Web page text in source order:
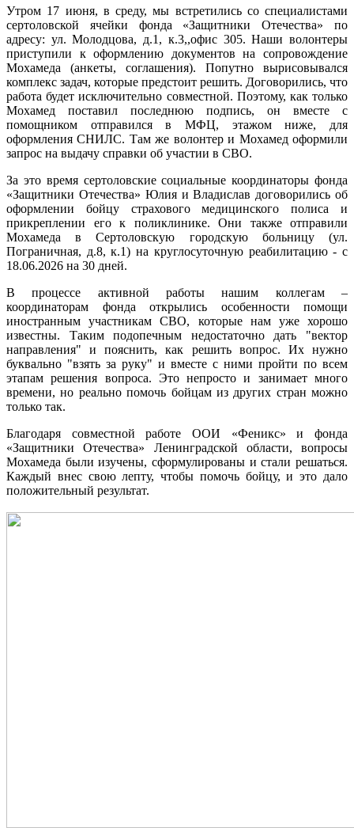
Утром 17 июня, в среду, мы встретились со специалистами
сертоловской ячейки фонда «Защитники Отечества» по
адресу: ул. Молодцова, д.1, к.3,,офис 305. Наши волонтеры
приступили к оформлению документов на сопровождение
Мохамеда (анкеты, соглашения). Попутно вырисовывался
комплекс задач, которые предстоит решить. Договорились, что
работа будет исключительно совместной. Поэтому, как только
Мохамед поставил последнюю подпись, он вместе с
помощником отправился в МФЦ, этажом ниже, для
оформления СНИЛС. Там же волонтер и Мохамед оформили
запрос на выдачу справки об участии в СВО.
За это время сертоловские социальные координаторы фонда
«Защитники Отечества» Юлия и Владислав договорились об
оформлении бойцу страхового медицинского полиса и
прикреплении его к поликлинике. Они также отправили
Мохамеда в Сертоловскую городскую больницу (ул.
Пограничная, д.8, к.1) на круглосуточную реабилитацию - с
18.06.2026 на 30 дней.
В процессе активной работы нашим коллегам –
координаторам фонда открылись особенности помощи
иностранным участникам СВО, которые нам уже хорошо
известны. Таким подопечным недостаточно дать "вектор
направления" и пояснить, как решить вопрос. Их нужно
буквально "взять за руку" и вместе с ними пройти по всем
этапам решения вопроса. Это непросто и занимает много
времени, но реально помочь бойцам из других стран можно
только так.
Благодаря совместной работе ООИ «Феникс» и фонда
«Защитники Отечества» Ленинградской области, вопросы
Мохамеда были изучены, сформулированы и стали решаться.
Каждый внес свою лепту, чтобы помочь бойцу, и это дало
положительный результат.